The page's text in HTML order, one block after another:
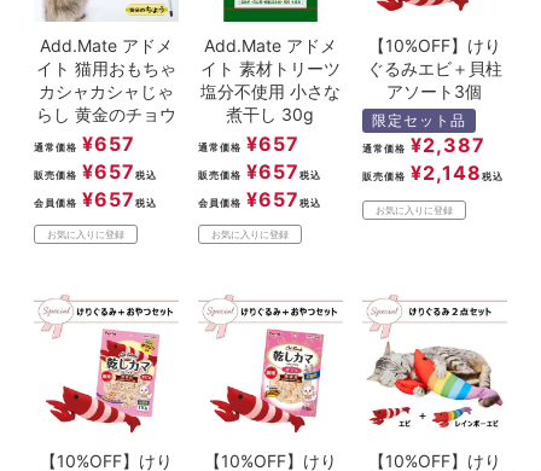
Add.Mate アドメ
イト 猫用おもちゃ
カシャカシャじゃ
らし 黄金のチョウ
通常価格 ¥657
販売価格 ¥657 税込
会員価格 ¥657 税込
お気に入りに登録
Add.Mate アドメ
イト 素材トリーツ
塩分不使用 小さな
煮干し 30g
通常価格 ¥657
販売価格 ¥657 税込
会員価格 ¥657 税込
お気に入りに登録
【10%OFF】けり
ぐるみエビ＋貝柱
アソート3個
限定セット品
通常価格 ¥2,387
販売価格 ¥2,148 税込
お気に入りに登録
【10%OFF】けり
【10%OFF】けり
【10%OFF】けり